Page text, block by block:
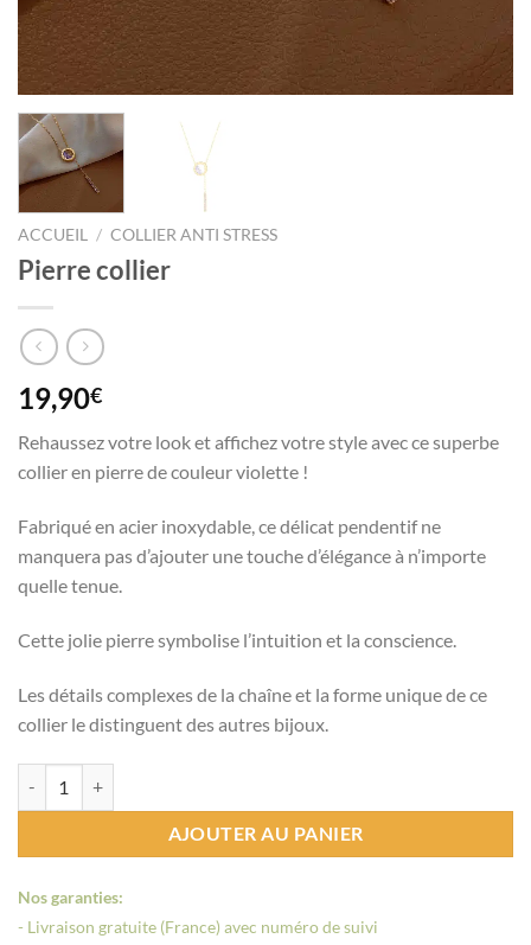
ACCUEIL / COLLIER ANTI STRESS
Pierre collier
19,90€
Rehaussez votre look et affichez votre style avec ce superbe
collier en pierre de couleur violette !
Fabriqué en acier inoxydable, ce délicat pendentif ne
manquera pas d’ajouter une touche d’élégance à n’importe
quelle tenue.
Cette jolie pierre symbolise l’intuition et la conscience.
Les détails complexes de la chaîne et la forme unique de ce
collier le distinguent des autres bijoux.
AJOUTER AU PANIER
Nos garanties:
- Livraison gratuite (France) avec numéro de suivi